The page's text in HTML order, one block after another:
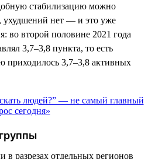
стабилизацию можно
ухудшений нет — и это уже
во второй половине 2021 года
3,7–3,8 пункта, то есть
приходилось 3,7–3,8 активных
в разрезах отдельных регионов